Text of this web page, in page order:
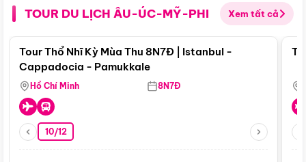
TOUR DU LỊCH ÂU-ÚC-MỸ-PHI Xem tất cả
Điểm nổi bật
Tour Thổ Nhĩ Kỳ Mùa Thu 8N7Đ | Istanbul -
Cappadocia - Pamukkale
Hồ Chí Minh 8N7Đ
10/12